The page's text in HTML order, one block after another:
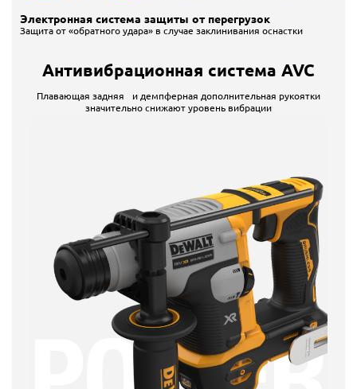
Электронная система защиты от перегрузок
Защита от «обратного удара» в случае заклинивания оснастки
Антивибрационная система AVC
Плавающая задняя и демпферная дополнительная рукоятки
значительно снижают уровень вибрации